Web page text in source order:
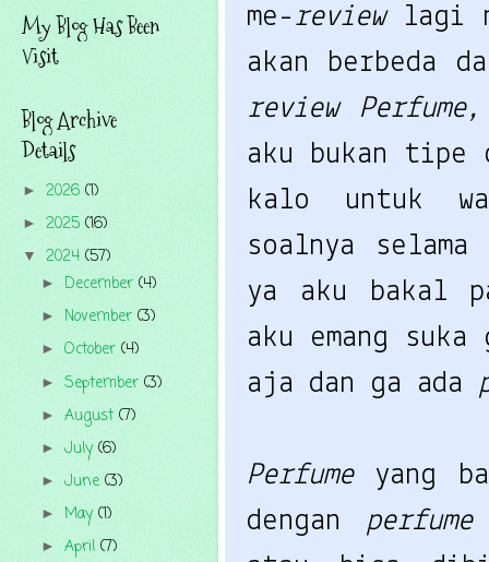
me-review lagi
akan berbeda
review
aku bukan tipe
kalo untuk
soalnya selama
ya aku bakal
aku emang
aja dan ga ada
Perfume yang
dengan
My Blog Has Been
Visit
Blog Archive
Details
► 2026 (1)
► 2025 (16)
▼ 2024 (57)
► December (4)
► November (3)
► October (4)
► September (3)
► August (7)
► July(6)
► June (3)
► May(1)
► April (7)